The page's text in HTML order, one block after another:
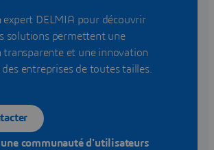
expert DELMIA pour découvrir
solutions permettent une
transparente et une innovation
entreprises de toutes tailles.
communauté d'utilisateurs